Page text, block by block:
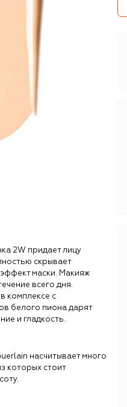
2W придает лицу
скрывает
маски. Макияж
всего дня.
комплексе с
белого пиона дарят
и гладкость.
насчитывает много
которых стоит